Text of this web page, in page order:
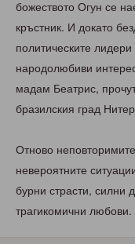
божеството Огун се
кръстник. И докато
политическите
народолюбиви
мадам Беатрис,
бразилския град
Отново
невероятните
бурни страсти, силни
трагикомични любови.